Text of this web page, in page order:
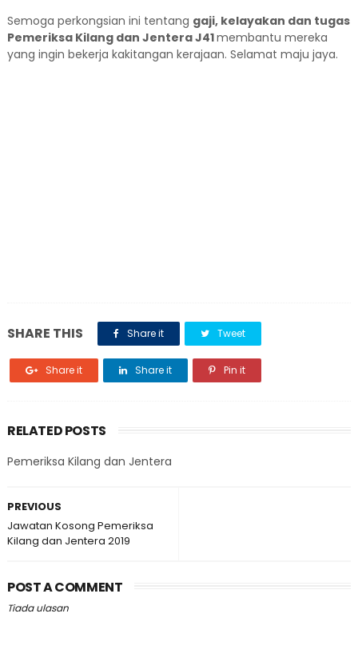
Semoga perkongsian ini tentang gaji, kelayakan dan tugas
Pemeriksa Kilang dan Jentera J41membantu mereka
yang ingin bekerja kakitangan kerajaan. Selamat maju jaya.
SHARE THIS Share it Tweet
Share it Share it Pin it
RELATED POSTS
Pemeriksa Kilang dan Jentera
PREVIOUS
Jawatan Kosong Pemeriksa
Kilang dan Jentera 2019
POST A COMMENT
Tiada ulasan